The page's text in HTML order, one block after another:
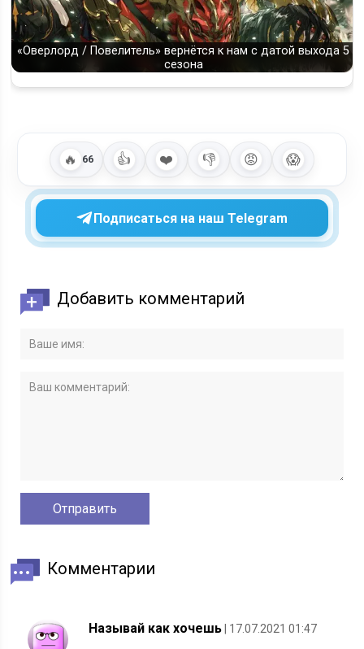
«Оверлорд / Повелитель» вернётся к нам с датой выхода 5
сезона
🔥 66 👍 ❤️ 👎 😡 😱
Подписаться на наш Telegram
Добавить комментарий
Комментарии
Называй как хочешь | 17.07.2021 01:47